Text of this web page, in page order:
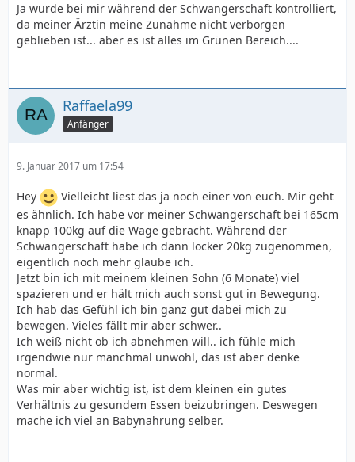
Ja wurde bei mir während der Schwangerschaft kontrolliert,
da meiner Ärztin meine Zunahme nicht verborgen
geblieben ist... aber es ist alles im Grünen Bereich....
Raffaela99
Anfänger
9. Januar 2017 um 17:54
Hey
Vielleicht liest das ja noch einer von euch. Mir geht
es ähnlich. Ich habe vor meiner Schwangerschaft bei 165cm
knapp 100kg auf die Wage gebracht. Während der
Schwangerschaft habe ich dann locker 20kg zugenommen,
eigentlich noch mehr glaube ich.
Jetzt bin ich mit meinem kleinen Sohn (6 Monate) viel
spazieren und er hält mich auch sonst gut in Bewegung.
Ich hab das Gefühl ich bin ganz gut dabei mich zu
bewegen. Vieles fällt mir aber schwer..
Ich weiß nicht ob ich abnehmen will.. ich fühle mich
irgendwie nur manchmal unwohl, das ist aber denke
normal.
Was mir aber wichtig ist, ist dem kleinen ein gutes
Verhältnis zu gesundem Essen beizubringen. Deswegen
mache ich viel an Babynahrung selber.